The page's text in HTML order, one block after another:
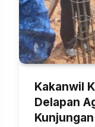
Kakanwil
Delapan